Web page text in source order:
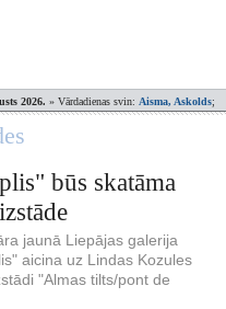
2026. » Vārdadienas svin: Aisma, Askolds;
būs skatāma
jaunā Liepājas galerija
aicina uz Lindas Kozules
"Almas tilts/pont de